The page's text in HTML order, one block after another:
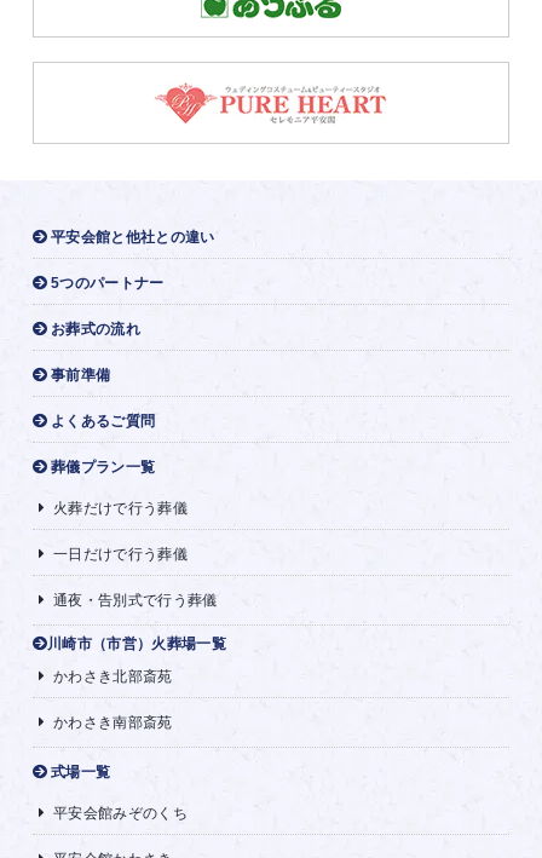
平安会館と他社との違い
5つのパートナー
お葬式の流れ
事前準備
よくあるご質問
葬儀プラン一覧
火葬だけで行う葬儀
一日だけで行う葬儀
通夜・告別式で行う葬儀
川崎市（市営）火葬場一覧
かわさき北部斎苑
かわさき南部斎苑
式場一覧
平安会館みぞのくち